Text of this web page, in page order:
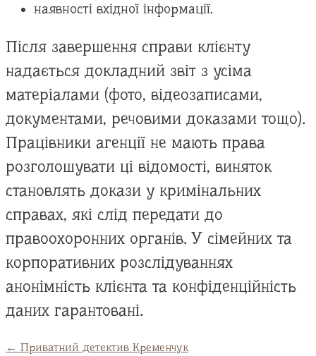
наявності вхідної інформації.
Після завершення справи клієнту
надається докладний звіт з усіма
матеріалами (фото, відеозаписами,
документами, речовими доказами тощо).
Працівники агенції не мають права
розголошувати ці відомості, виняток
становлять докази у кримінальних
справах, які слід передати до
правоохоронних органів. У сімейних та
корпоративних розслідуваннях
анонімність клієнта та конфіденційність
даних гарантовані.
← Приватний детектив Кременчук